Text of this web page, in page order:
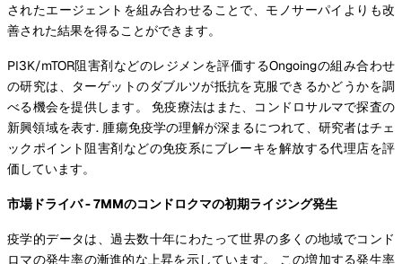
されたエージェントを組み合わせることで、モノサーパイよりも改
善された結果を得ることができます。
PI3K/mTOR阻害剤などのレジメンを評価するOngoingの組み合わせ
の研究は、ターゲットのダブルツが抵抗を克服できるかどうかを調
べる機会を提供します。 免疫療法はまた、コンドロサルマで探査の
新興領域を表す. 腫瘍免疫学の理解が深まるにつれて、研究者はチェ
ックポイント阻害剤などの免疫系にブレーキを解放する代理店を評
価しています。
市場ドライバ - 7MMのコンドロクマの初期ライジング発生
疫学的データは、過去数十年にわたって世界の多くの地域でコンド
ロマの発生率の漸進的な上昇を示しています。 この増加する発生率